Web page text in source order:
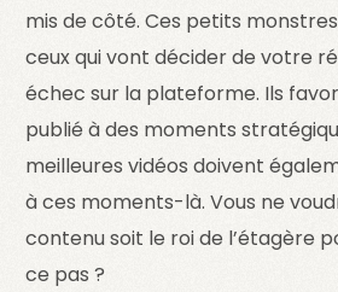
mis de côté. Ces petits
ceux qui vont décider de votre
échec sur la plateforme. Ils
publié à des moments
meilleures vidéos doivent
à ces moments-là. Vous ne
contenu soit le roi de l’étagère
ce pas ?